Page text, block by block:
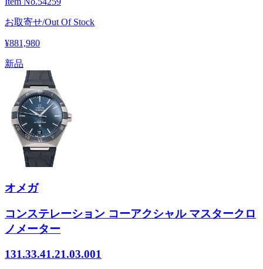
お取寄せ/Out Of Stock
¥881,980
新品
オメガ
コンステレーション コーアクシャル マスタークロ
ノメーター
131.33.41.21.03.001